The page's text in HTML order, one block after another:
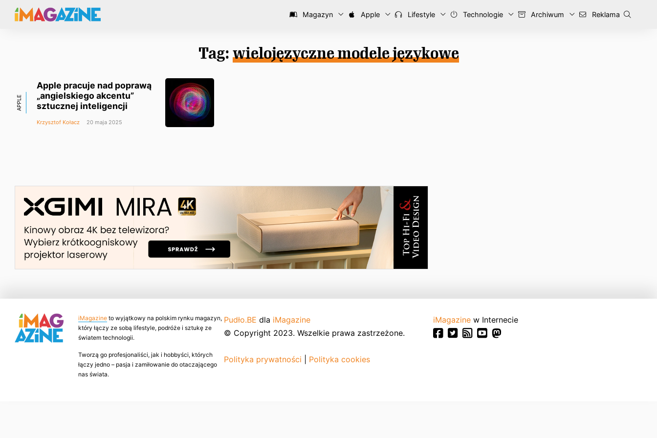
Magazyn Apple Lifestyle Technologie Archiwum Reklama
Tag: wielojęzyczne modele językowe
APPLE
Apple pracuje nad poprawą
„angielskiego akcentu”
sztucznej inteligencji
Krzysztof Kołacz 20 maja 2025
iMagazine to wyjątkowy na polskim rynku magazyn,
który łączy ze sobą lifestyle, podróże i sztukę ze
światem technologii.
Tworzą go profesjonaliści, jak i hobbyści, których
łączy jedno – pasja i zamiłowanie do otaczającego
nas świata.
Pudło.BE dla iMagazine
© Copyright 2023. Wszelkie prawa zastrzeżone.
Polityka prywatności Polityka cookies
iMagazine w Internecie